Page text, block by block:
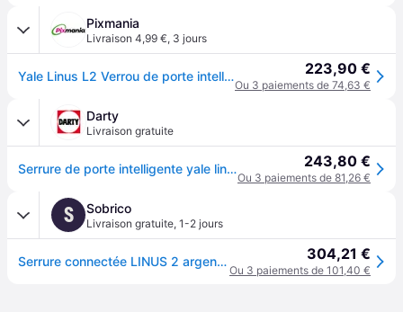
Pixmania
Livraison 4,99 €, 3 jours
Yale Linus L2 Verrou de porte intelligent - Neuf - Argent 223,90 €
Ou 3 paiements de 74,63 €
Darty
Livraison gratuite
Serrure de porte intelligente yale linus l2 - coloris gris 243,80 €
Ou 3 paiements de 81,26 €
S Sobrico
Livraison gratuite, 1-2 jours
Serrure connectée LINUS 2 argent YALE 29583000 304,21 €
Ou 3 paiements de 101,40 €